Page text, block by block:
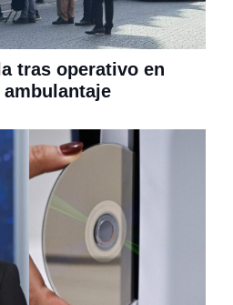
tras operativo en